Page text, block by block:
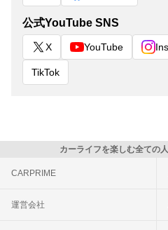
公式YouTube SNS
X YouTube
TikTok
カーライフを楽しむ全ての
CARPRIME
運営会社